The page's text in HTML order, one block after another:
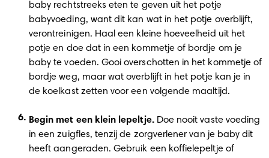
baby rechtstreeks eten te geven uit het potje
babyvoeding, want dit kan wat in het potje overblijft,
verontreinigen. Haal een kleine hoeveelheid uit het
potje en doe dat in een kommetje of bordje om je
baby te voeden. Gooi overschotten in het kommetje of
bordje weg, maar wat overblijft in het potje kan je in
de koelkast zetten voor een volgende maaltijd.
Begin met een klein lepeltje. Doe nooit vaste voeding
in een zuigfles, tenzij de zorgverlener van je baby dit
heeft aangeraden. Gebruik een koffielepeltje of